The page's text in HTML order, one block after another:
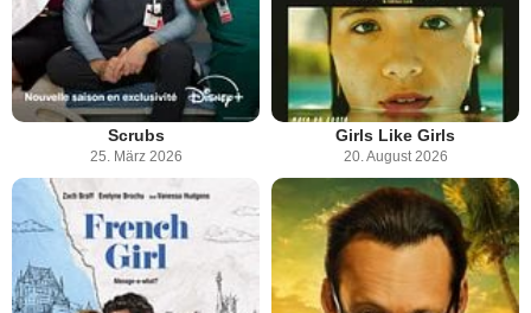
Scrubs
25. März 2026
Girls Like Girls
20. August 2026